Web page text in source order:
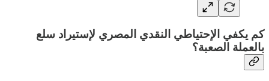
كم يكفي الإحتياطي النقدي المصري لإستيراد سلع
بالعملة الصعبة؟